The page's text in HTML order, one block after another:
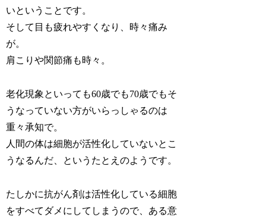
いということです。
そして目も疲れやすくなり、時々痛み
が。
肩こりや関節痛も時々。
老化現象といっても60歳でも70歳でもそ
うなっていない方がいらっしゃるのは
重々承知で。
人間の体は細胞が活性化していないとこ
うなるんだ、というたとえのようです。
たしかに抗がん剤は活性化している細胞
をすべてダメにしてしまうので、ある意